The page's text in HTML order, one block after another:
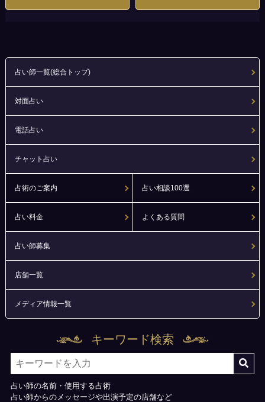
占い師一覧(総合トップ)
対面占い
電話占い
チャット占い
占術のご案内 占い相談100選
占い料金 よくある質問
占い師募集
店舗一覧
メディア情報一覧
キーワード検索
占い師の名前・使用する占術
占い師からのメッセージや出演予定の店舗など